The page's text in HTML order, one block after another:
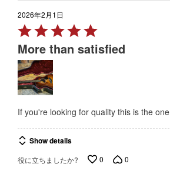
2026年2月1日
Rated
5
out
of
5
More than satisfied
If you're looking for quality this is the
Show details
役に立ちましたか? 0 0